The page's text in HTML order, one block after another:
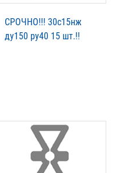
СРОЧНО!!! 30с15нж
ду150 ру40 15 шт.!!